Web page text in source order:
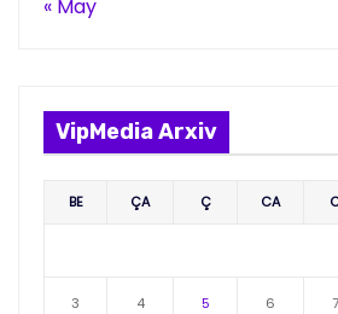
« May
VipMedia Arxiv
BE ÇA Ç CA
3 4 5 6 7